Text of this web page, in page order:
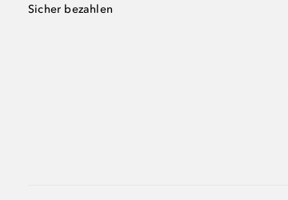
Sicher bezahlen